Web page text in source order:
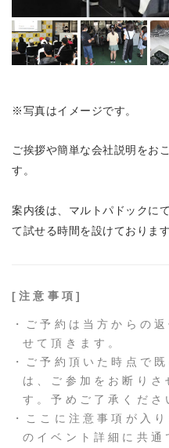
※写真はイメージです。
ご挨拶や簡単な会社説明をお
す。
案内後は、マルトパドックに
て試せる時間を設けております
[注意事項]
・ご予約は当方からの
せて頂きます。
・ご予約頂いた時点で
は、ご参加をお断りさ
す。予めご了承くださ
・ここに注意事項が入
のイベント詳細に共通